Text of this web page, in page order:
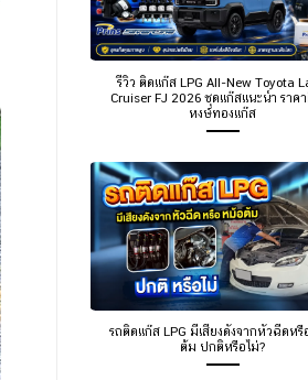
รีวิว ติดแก๊ส LPG All-New Toyota
Cruiser FJ 2026 ชุดแก๊สแนะนำ ราค
หงษ์ทองแก๊ส
รถติดแก๊ส LPG มีเสียงดังจากหัวฉีดห
ต้ม ปกติหรือไม่?